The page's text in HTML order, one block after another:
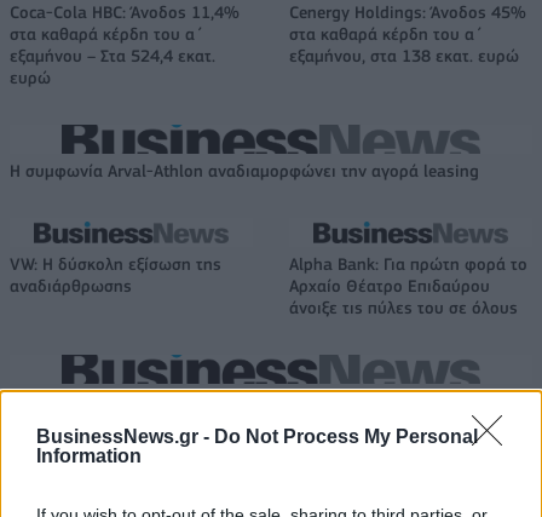
BusinessNews.gr - Do Not Process My Personal
Information
Coca-Cola HBC: Άνοδος 11,4%
στα καθαρά κέρδη του α΄
εξαμήνου – Στα 524,4 εκατ.
ευρώ
Cenergy Holdings: Άνοδος 45%
στα καθαρά κέρδη του α΄
εξαμήνου, στα 138 εκατ. ευρώ
Η συμφωνία Arval-Athlon αναδιαμορφώνει την αγορά leasing
VW: Η δύσκολη εξίσωση της
αναδιάρθρωσης
Alpha Bank: Για πρώτη φορά το
Αρχαίο Θέατρο Επιδαύρου
άνοιξε τις πύλες του σε όλους